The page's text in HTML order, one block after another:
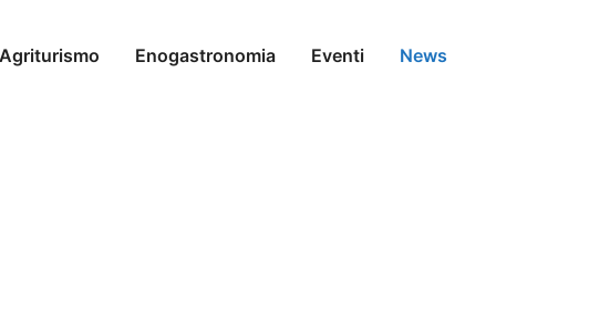
Agriturismo Enogastronomia Eventi News